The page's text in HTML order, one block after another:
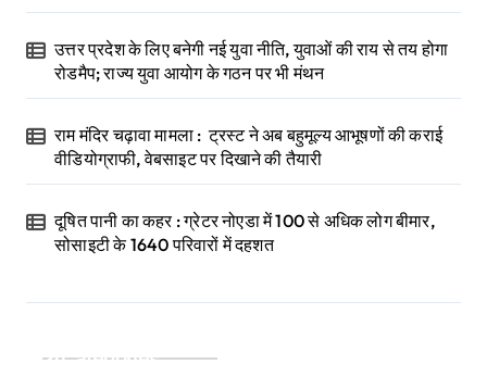
उत्तर प्रदेश के लिए बनेगी नई युवा नीति, युवाओं की राय से तय होगा
रोडमैप; राज्य युवा आयोग के गठन पर भी मंथन
राम मंदिर चढ़ावा मामला : ट्रस्ट ने अब बहुमूल्य आभूषणों की कराई
वीडियोग्राफी, वेबसाइट पर दिखाने की तैयारी
दूषित पानी का कहर : ग्रेटर नोएडा में 100 से अधिक लोग बीमार,
सोसाइटी के 1640 परिवारों में दहशत
Categories